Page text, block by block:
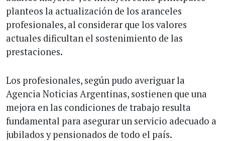
planteos la actualización de los aranceles
profesionales, al considerar que los valores
actuales dificultan el sostenimiento de las
prestaciones.
Los profesionales, según pudo averiguar la
Agencia Noticias Argentinas, sostienen que una
mejora en las condiciones de trabajo resulta
fundamental para asegurar un servicio adecuado a
jubilados y pensionados de todo el país.